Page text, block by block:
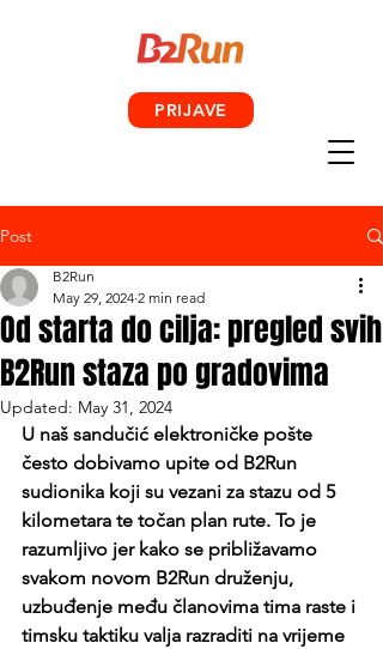
PRIJAVE
Post
Od starta do cilja: pregled svih
B2Run staza po gradovima
B2Run
May 29, 2024 2 min read
Updated: May 31, 2024
U naš sandučić elektroničke pošte
često dobivamo upite od B2Run
sudionika koji su vezani za stazu od 5
kilometara te točan plan rute. To je
razumljivo jer kako se približavamo
svakom novom B2Run druženju,
uzbuđenje među članovima tima raste i
timsku taktiku valja razraditi na vrijeme